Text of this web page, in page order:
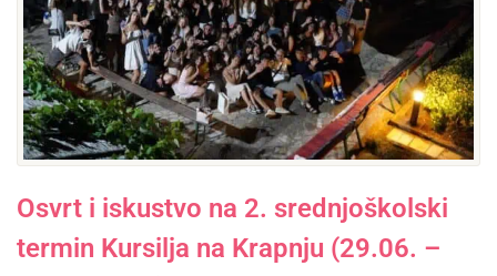
Osvrt i iskustvo na 2. srednjoškolski
termin Kursilja na Krapnju (29.06. –